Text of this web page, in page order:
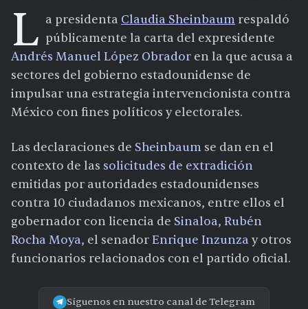
L a presidenta Claudia Sheinbaum respaldó
públicamente la carta del expresidente
Andrés Manuel López Obrador en la que acusa a
sectores del gobierno estadounidense de
impulsar una estrategia intervencionista contra
México con fines políticos y electorales.
Las declaraciones de Sheinbaum se dan en el
contexto de las solicitudes de extradición
emitidas por autoridades estadounidenses
contra 10 ciudadanos mexicanos, entre ellos el
gobernador con licencia de Sinaloa, Rubén
Rocha Moya, el senadorEnrique Inzunza y otros
funcionarios relacionados con el partido oficial.
Síguenos en nuestro canal de Telegram